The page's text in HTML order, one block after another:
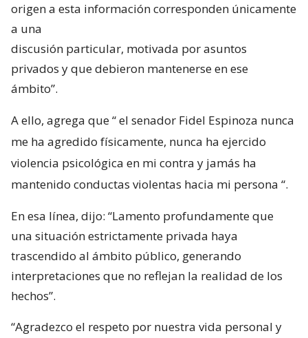
origen a esta información corresponden únicamente
a una
discusión particular, motivada por asuntos
privados y que debieron mantenerse en ese
ámbito”.
A ello, agrega que “el senador Fidel Espinoza nunca
me ha agredido físicamente, nunca ha ejercido
violencia psicológica en mi contra y jamás ha
mantenido conductas violentas hacia mi persona “.
En esa línea, dijo: “Lamento profundamente que
una situación estrictamente privada haya
trascendido al ámbito público, generando
interpretaciones que no reflejan la realidad de los
hechos”.
“Agradezco el respeto por nuestra vida personal y